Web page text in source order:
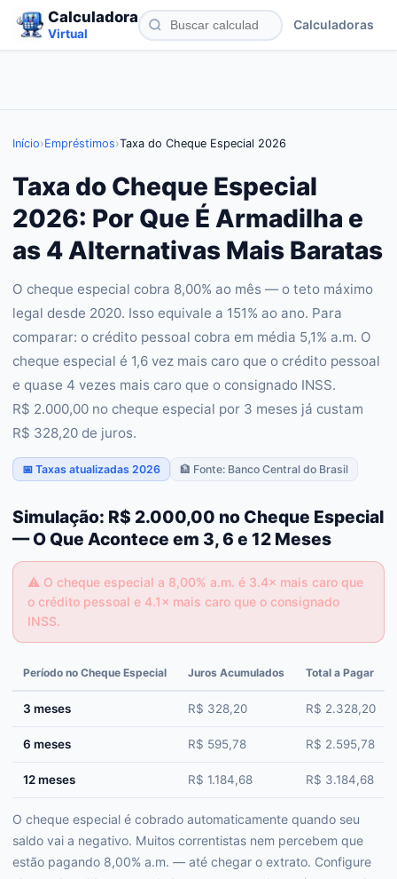
Calculadora
Virtual
Calculadoras
Início›Empréstimos›Taxa do Cheque Especial 2026
Taxa do Cheque Especial
2026: Por Que É Armadilha e
as 4 Alternativas Mais Baratas
O cheque especial cobra 8,00% ao mês — o teto máximo
legal desde 2020. Isso equivale a 151% ao ano. Para
comparar: o crédito pessoal cobra em média 5,1% a.m. O
cheque especial é 1,6 vez mais caro que o crédito pessoal
e quase 4 vezes mais caro que o consignado INSS.
R$ 2.000,00 no cheque especial por 3 meses já custam
R$ 328,20 de juros.
📅 Taxas atualizadas 2026 🏦 Fonte: Banco Central do Brasil
Simulação: R$ 2.000,00 no Cheque Especial
— O Que Acontece em 3, 6 e 12 Meses
⚠️ O cheque especial a 8,00% a.m. é 3.4× mais caro que
o crédito pessoal e 4.1× mais caro que o consignado
INSS.
Período no Cheque Especial Juros Acumulados Total a Pagar
3 meses R$ 328,20 R$ 2.328,20
6 meses R$ 595,78 R$ 2.595,78
12 meses R$ 1.184,68 R$ 3.184,68
O cheque especial é cobrado automaticamente quando seu
saldo vai a negativo. Muitos correntistas nem percebem que
estão pagando 8,00% a.m. — até chegar o extrato. Configure